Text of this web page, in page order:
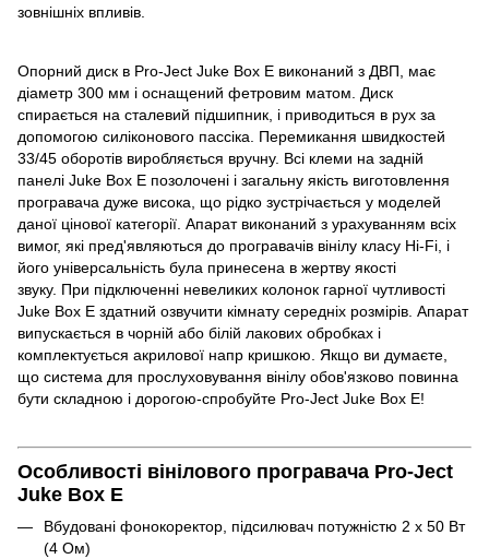
зовнішніх впливів.
Опорний диск в Pro-Ject Juke Box E виконаний з ДВП, має
діаметр 300 мм і оснащений фетровим матом. Диск
спирається на сталевий підшипник, і приводиться в рух за
допомогою силіконового пассіка. Перемикання швидкостей
33/45 оборотів виробляється вручну. Всі клеми на задній
панелі Juke Box E позолочені і загальну якість виготовлення
програвача дуже висока, що рідко зустрічається у моделей
даної цінової категорії. Апарат виконаний з урахуванням всіх
вимог, які пред'являються до програвачів вінілу класу Hi-Fi, і
його універсальність була принесена в жертву якості
звуку. При підключенні невеликих колонок гарної чутливості
Juke Box E здатний озвучити кімнату середніх розмірів. Апарат
випускається в чорній або білій лакових обробках і
комплектується акрилової напр кришкою. Якщо ви думаєте,
що система для прослуховування вінілу обов'язково повинна
бути складною і дорогою-спробуйте Pro-Ject Juke Box E!
Особливості вінілового програвача Pro-Ject
Juke Box E
Вбудовані фонокоректор, підсилювач потужністю 2 х 50 Вт
(4 Ом)